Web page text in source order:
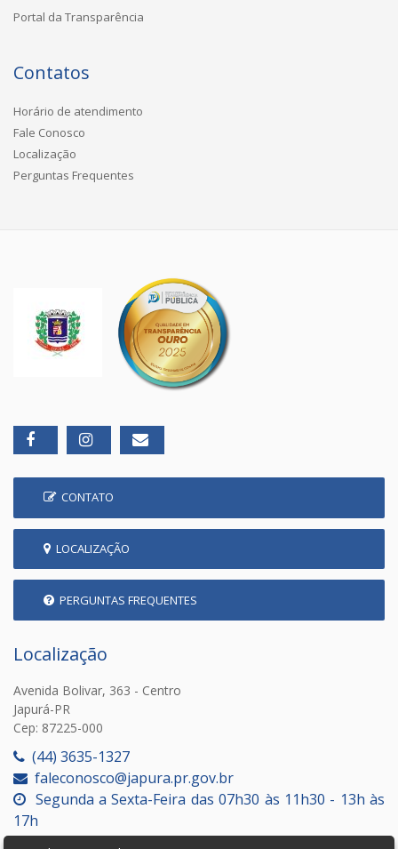
Portal da Transparência
Contatos
Horário de atendimento
Fale Conosco
Localização
Perguntas Frequentes
CONTATO
LOCALIZAÇÃO
PERGUNTAS FREQUENTES
Localização
Avenida Bolivar, 363 - Centro
Japurá-PR
Cep: 87225-000
(44) 3635-1327
faleconosco@japura.pr.gov.br
Segunda a Sexta-Feira das 07h30 às 11h30 - 13h às
17h